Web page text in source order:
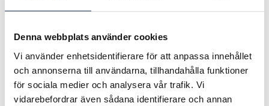
Denna webbplats använder cookies
Vi använder enhetsidentifierare för att anpassa innehållet
och annonserna till användarna, tillhandahålla funktioner
för sociala medier och analysera vår trafik. Vi
vidarebefordrar även sådana identifierare och annan